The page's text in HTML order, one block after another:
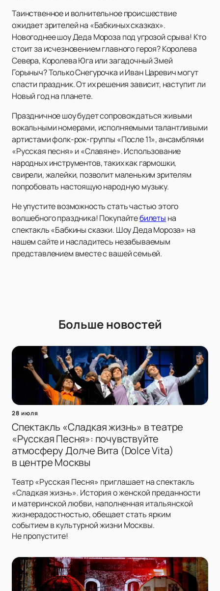
Таинственное и волнительное происшествие
ожидает зрителей на «Бабкиных сказках».
Новогоднее шоу Деда Мороза под угрозой срыва! Кто
стоит за исчезновением главного героя? Королева
Севера, Королева Юга или загадочный Змей
Горыныч? Только Снегурочка и Иван Царевич могут
спасти праздник. От их решения зависит, наступит ли
Новый год на планете.
Праздничное шоу будет сопровождаться живыми
вокальными номерами, исполняемыми талантливыми
артистами фолк-рок-группы «После 11», ансамблями
«Русская песня» и «Славяне». Использование
народных инструментов, таких как гармошки,
свирели, жалейки, позволит маленьким зрителям
попробовать настоящую народную музыку.
Не упустите возможность стать частью этого
волшебного праздника! Покупайтебилеты на
спектакль «Бабкины сказки. Шоу Деда Мороза» на
нашем сайте и насладитесь незабываемым
представлением вместе с вашей семьей.
Больше новостей
28 июля
Спектакль «Сладкая жизнь» в театре
«Русская Песня»: почувствуйте
атмосферу Долче Вита (Dolce Vita)
в центре Москвы
Театр «Русская Песня» приглашает на спектакль
«Сладкая жизнь». История о женской преданности
и материнской любви, наполненная итальянской
жизнерадостностью, обещает стать ярким
событием в культурной жизни Москвы.
Не пропустите!